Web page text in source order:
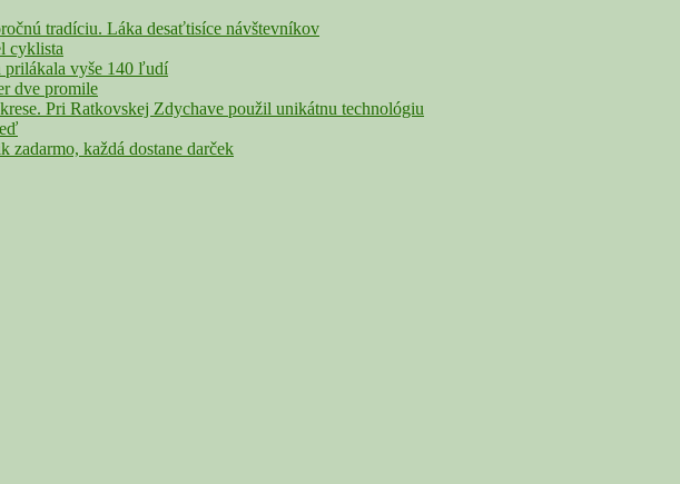
tradíciu. Láka desaťtisíce návštevníkov
cyklista
prilákala vyše 140 ľudí
dve promile
Pri Ratkovskej Zdychave použil unikátnu technológiu
každá dostane darček